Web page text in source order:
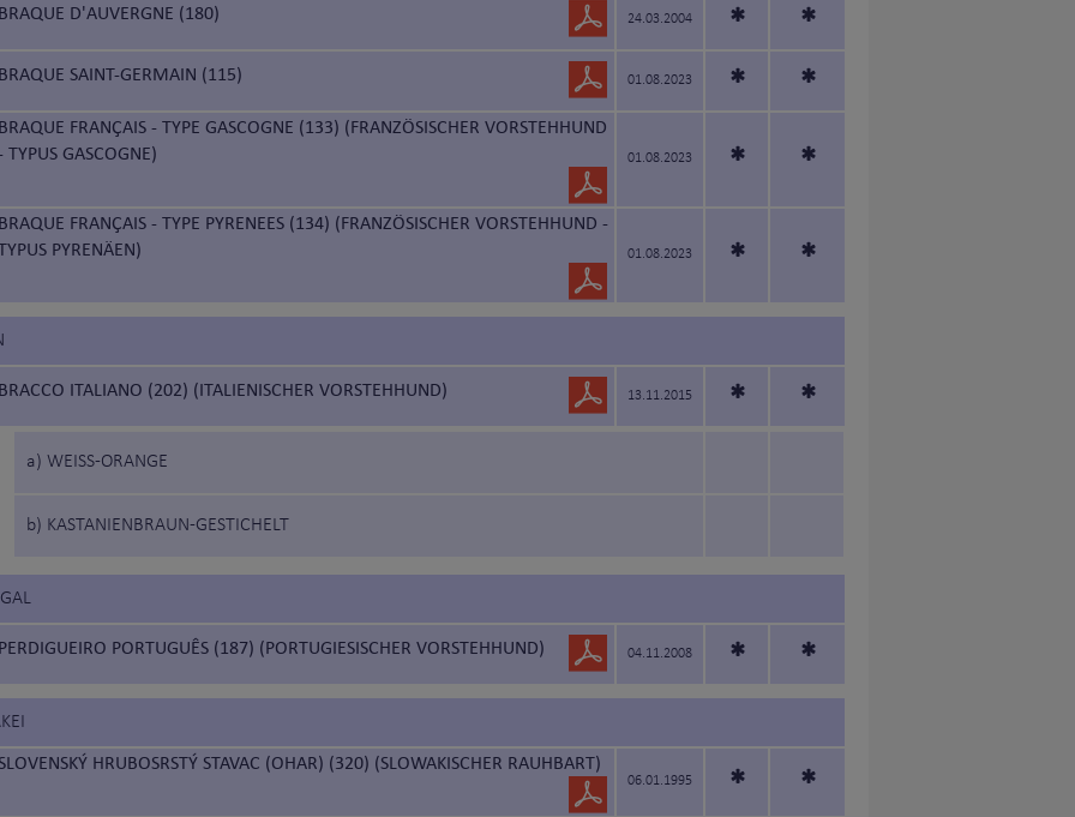
BRAQUE D'AUVERGNE (180) 24.03.2004 * *
BRAQUE SAINT-GERMAIN (115) 01.08.2023 * *
BRAQUE FRANÇAIS - TYPE GASCOGNE (133) (FRANZÖSISCHER VORSTEHHUND
TYPUS GASCOGNE)
01.08.2023 * *
BRAQUE FRANÇAIS - TYPE PYRENEES (134) (FRANZÖSISCHER VORSTEHHUND -
PYRENÄEN)
01.08.2023 * *
BRACCO ITALIANO (202) (ITALIENISCHER VORSTEHHUND) 13.11.2015 * *
a) WEISS-ORANGE
b) KASTANIENBRAUN-GESTICHELT
PERDIGUEIRO PORTUGUÊS (187) (PORTUGIESISCHER VORSTEHHUND) 04.11.2008 * *
HRUBOSRSTÝ STAVAC (OHAR) (320) (SLOWAKISCHER RAUHBART)
06.01.1995 * *